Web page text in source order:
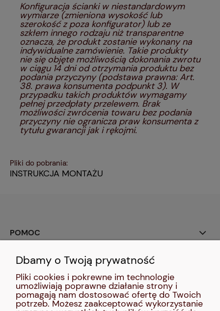
Konfiguracja ścianki w niestandardowym
wymiarze (zmieniona wysokość lub
szerokość z poza konfigurator) lub ze
szkłem innego rodzaju niż transparentne
oznacza, że produkt zostanie wykonany na
indywidualne zamówienie. Takie produkty
nie się objęte możliwością dokonania zwrotu
w ciągu 14 dni od otrzymania produktu bez
podania przyczyny (podstawa prawna: Art.
38. prawa konsumenta podpunkt 3). W
przypadku takich produktów wymagamy
pełnej przedpłaty przelewem. Brak
możliwości zwrócenia towaru bez podania
przyczyny nie ogranicza praw konsumenta z
tytułu gwarancji jak i rękojmi.
Pliki do pobrania:
INSTRUKCJA MONTAŻU
POMOC
SOCIAL MEDIA:
MOJE KONTO
Dbamy o Twoją prywatność
Pliki cookies i pokrewne im technologie
umożliwiają poprawne działanie strony i
pomagają nam dostosować ofertę do Twoich
potrzeb. Możesz zaakceptować wykorzystanie